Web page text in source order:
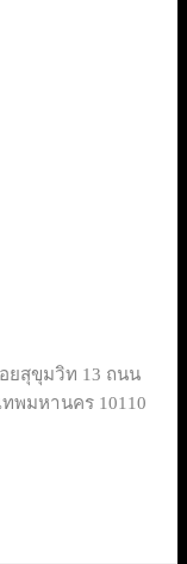
ยสุขุมวิท 13 ถนน
พมหานคร 10110